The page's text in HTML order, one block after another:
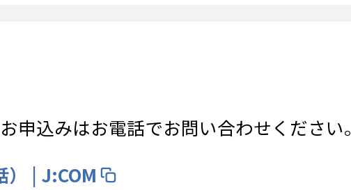
申込みはお電話でお問い合わせください。
） | J:COM